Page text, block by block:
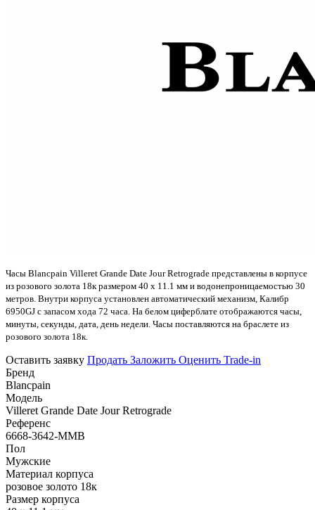
Часы Blancpain Villeret Grande Date Jour Retrograde представлены в корпусе
из розового золота 18к размером 40 х 11.1 мм и водонепроницаемостью 30
метров. Внутри корпуса установлен автоматический механизм, Калибр
6950GJ с запасом хода 72 часа. На белом циферблате отображаются часы,
минуты, секунды, дата, день недели. Часы поставляются на браслете из
розового золота 18к.
Оставить заявку Продать Заложить Оценить Trade-in
Бренд
Blancpain
Модель
Villeret Grande Date Jour Retrograde
Референс
6668-3642-MMB
Пол
Мужские
Материал корпуса
розовое золото 18к
Размер корпуса